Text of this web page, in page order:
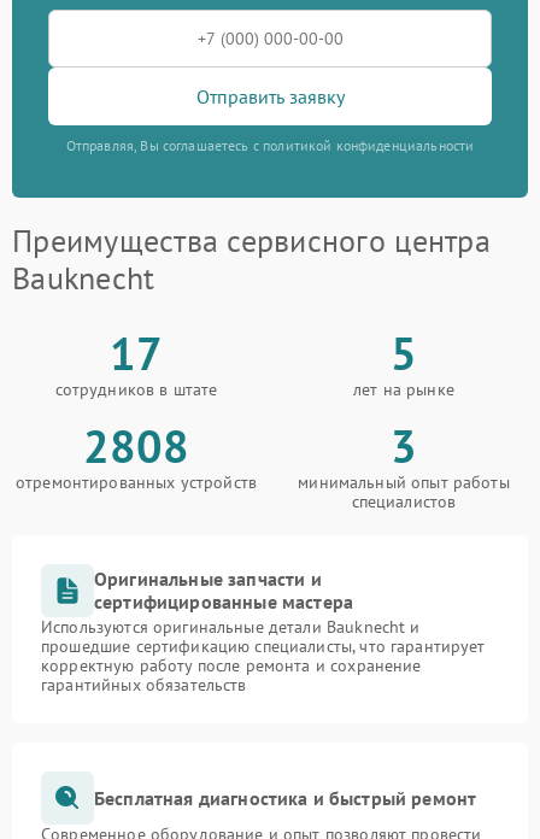
Отправить заявку
Отправляя, Вы соглашаетесь с политикой конфиденциальности
Преимущества сервисного центра
Bauknecht
17
сотрудников в штате
5
лет на рынке
2808
отремонтированных устройств
3
минимальный опыт работы
специалистов
Оригинальные запчасти и
сертифицированные мастера
Используются оригинальные детали Bauknecht и
прошедшие сертификацию специалисты, что гарантирует
корректную работу после ремонта и сохранение
гарантийных обязательств
Бесплатная диагностика и быстрый ремонт
Современное оборудование и опыт позволяют провести